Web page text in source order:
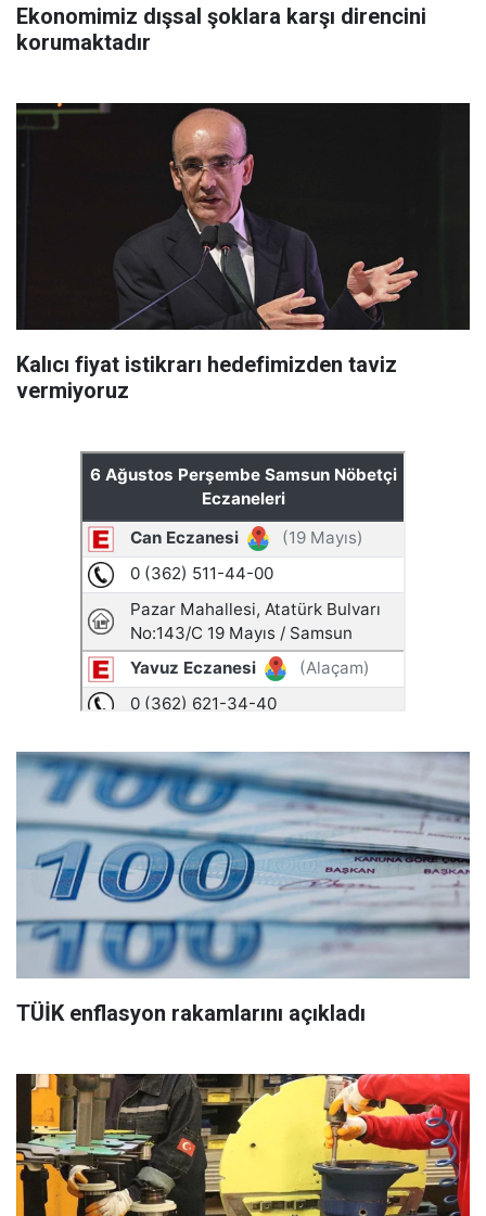
Ekonomimiz dışsal şoklara karşı direncini
korumaktadır
Kalıcı fiyat istikrarı hedefimizden taviz
vermiyoruz
TÜİK enflasyon rakamlarını açıkladı